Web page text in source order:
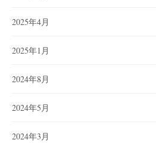
2025年4月
2025年1月
2024年8月
2024年5月
2024年3月